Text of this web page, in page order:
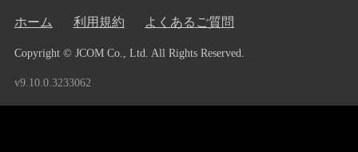
ホーム 利用規約 よくあるご質問
Copyright © JCOM Co., Ltd. All Rights Reserved.
v9.10.0.3233062